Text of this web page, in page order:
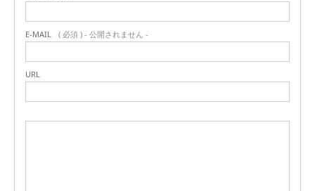
E-MAIL ( 必須 ) - 公開されません -
URL